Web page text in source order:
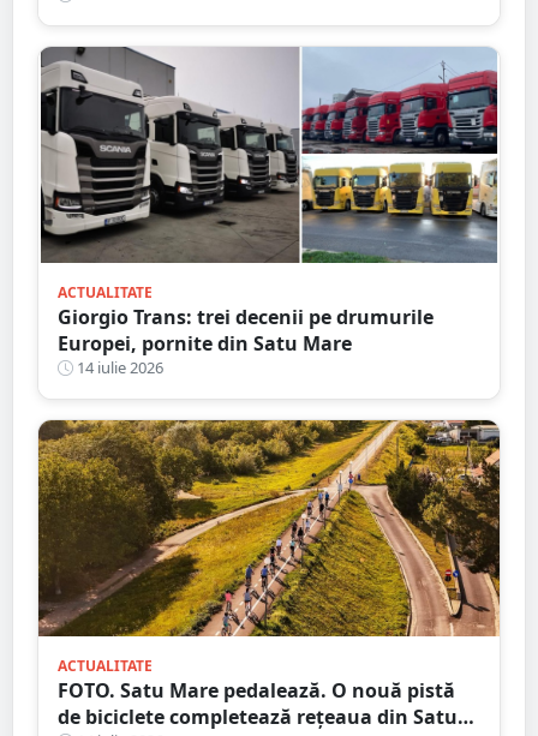
ACTUALITATE
Giorgio Trans: trei decenii pe drumurile
Europei, pornite din Satu Mare
14 iulie 2026
ACTUALITATE
FOTO. Satu Mare pedalează. O nouă pistă
de biciclete completează rețeaua din Satu